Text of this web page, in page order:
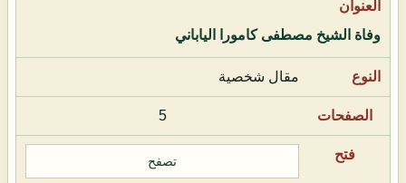
وفاة الشيخ مصطفى كامورا الياباني
مقال شخصية
5
تصفح